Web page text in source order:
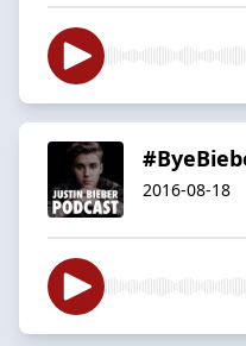
2016-08-18